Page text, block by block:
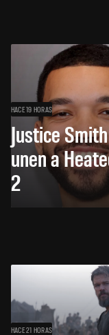
HACE 19 HORAS
Justice
unen a
2
HACE 21 HORAS